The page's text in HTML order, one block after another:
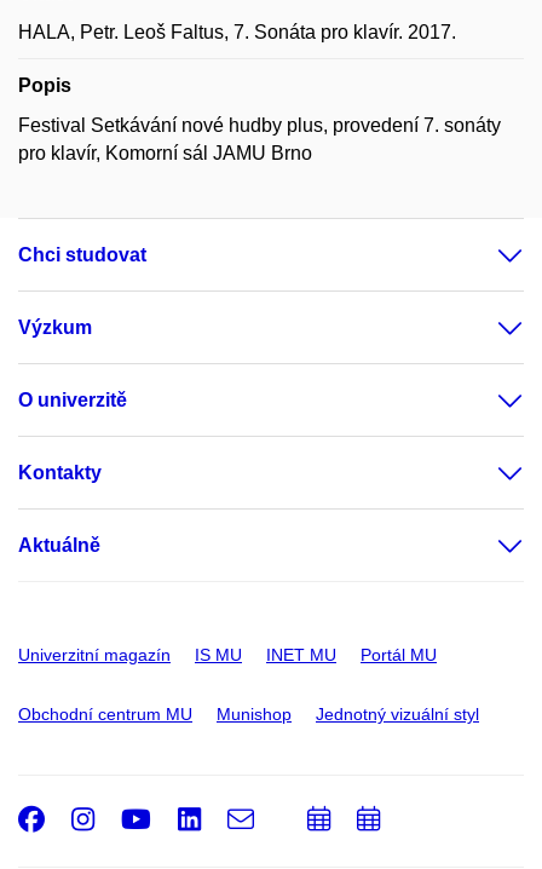
HALA, Petr. Leoš Faltus, 7. Sonáta pro klavír. 2017.
Popis
Festival Setkávání nové hudby plus, provedení 7. sonáty
pro klavír, Komorní sál JAMU Brno
Chci studovat
Výzkum
O univerzitě
Kontakty
Aktuálně
Univerzitní magazín IS MU INET MU Portál MU
Obchodní centrum MU Munishop Jednotný vizuální styl
Facebook
Instagram
Youtube
LinkedIn
e-
PřidatPřidat